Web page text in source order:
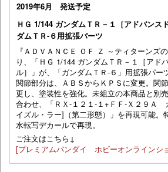
2019年6月 発送予定
ＨＧ 1/144 ガンダムＴＲ－１［アドバンス
ダムＴＲ-６用拡張パーツ
『ＡＤＶＡＮＣＥ ＯＦ Ｚ ～ティターンズ
り、「ＨＧ 1/144 ガンダムＴＲ－１［アド
ル］」が、「ガンダムＴＲ-６」用拡張パー
関節部分は、ＡＢＳからＫＰＳに変更。関
更し、塗装性を強化。未組立の本商品と別
合わせ、「ＲＸ-１２１-１+ＦＦ-Ｘ２９Ａ
イズル・ラー]（第二形態）」を再現可能。
水転写デカールで再現。
ご注文はこちら↓
[プレミアムバンダイ ホビーオンラインシ